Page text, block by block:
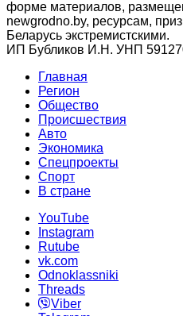
форме материалов,
newgrodno.by, ресурсам,
Беларусь экстремистскими.
ИП Бубликов И.Н. УНП
Главная
Регион
Общество
Происшествия
Авто
Экономика
Спецпроекты
Cпорт
В стране
YouTube
Instagram
Rutube
vk.com
Odnoklassniki
Threads
Viber